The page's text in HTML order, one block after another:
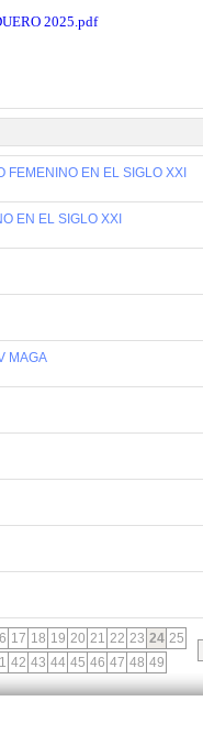
2025.pdf
EN EL SIGLO XXI
EN EL SIGLO XXI
MAGA
17 18 19 20 21 22 23 24 25
42 43 44 45 46 47 48 49